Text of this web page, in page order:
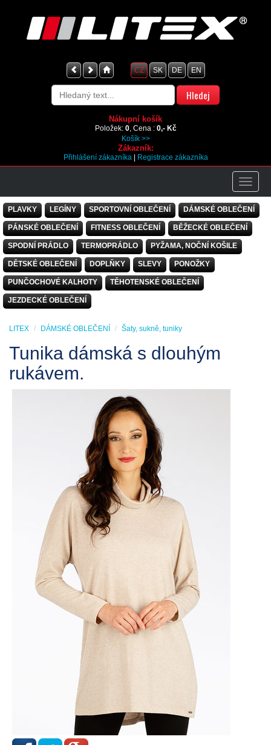
CZ SK DE EN
Nákupní košík
Položek: 0, Cena : 0,- Kč
Košík >>
Zákazník:
Přihlášení zákazníka| Registrace zákazníka
PLAVKY LEGÍNY SPORTOVNÍ OBLEČENÍ DÁMSKÉ OBLEČENÍ
PÁNSKÉ OBLEČENÍ FITNESS OBLEČENÍ BĚŽECKÉ OBLEČENÍ
SPODNÍ PRÁDLO TERMOPRÁDLO PYŽAMA, NOČNÍ KOŠILE
DĚTSKÉ OBLEČENÍ DOPLŇKY SLEVY PONOŽKY
PUNČOCHOVÉ KALHOTY TĚHOTENSKÉ OBLEČENÍ
JEZDECKÉ OBLEČENÍ
LITEX DÁMSKÉ OBLEČENÍ Šaty, sukně, tuniky
Tunika dámská s dlouhým
rukávem.